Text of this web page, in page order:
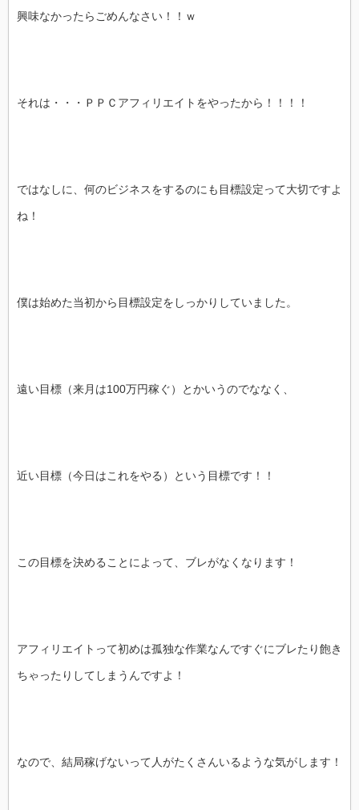
興味なかったらごめんなさい！！ｗ
それは・・・ＰＰＣアフィリエイトをやったから！！！！
ではなしに、何のビジネスをするのにも目標設定って大切ですよ
ね！
僕は始めた当初から目標設定をしっかりしていました。
遠い目標（来月は100万円稼ぐ）とかいうのでななく、
近い目標（今日はこれをやる）という目標です！！
この目標を決めることによって、ブレがなくなります！
アフィリエイトって初めは孤独な作業なんですぐにブレたり飽き
ちゃったりしてしまうんですよ！
なので、結局稼げないって人がたくさんいるような気がします！